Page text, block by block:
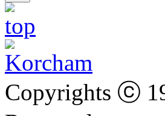
Copyrights ⓒ